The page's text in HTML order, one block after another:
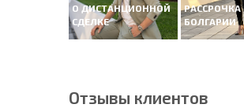
О ДИСТАНЦИОННОЙ
СДЕЛКЕ
РАССРОЧКА
БОЛГАРИИ
Отзывы клиентов